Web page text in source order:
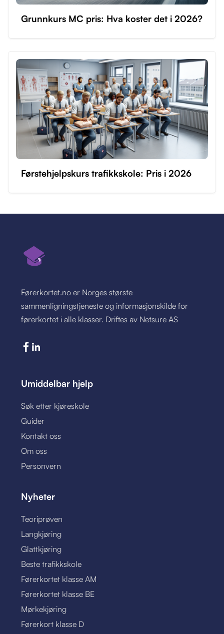
Grunnkurs MC pris: Hva koster det i 2026?
Førstehjelpskurs trafikkskole: Pris i 2026
Førerkortet.no er Norges største
sammenligningstjeneste og informasjonskilde for
førerkortet i alle klasser. Driftes av Netsure AS
Umiddelbar hjelp
Søk etter kjøreskole
Guider
Kontakt oss
Om oss
Personvern
Nyheter
Teoriprøven
Langkjøring
Glattkjøring
Beste trafikkskole
Førerkortet klasse AM
Førerkortet klasse BE
Mørkekjøring
Førerkort klasse D